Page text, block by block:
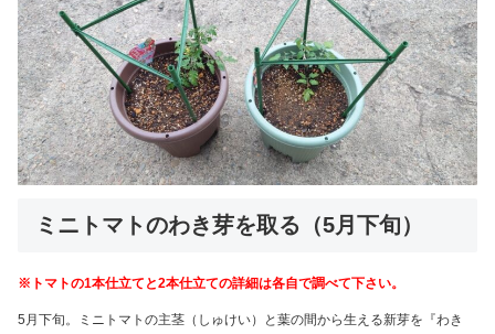
ミニトマトのわき芽を取る（5月下旬）
※トマトの1本仕立てと2本仕立ての詳細は各自で調べて下さい。
5月下旬。ミニトマトの主茎（しゅけい）と葉の間から生える新芽を『わき